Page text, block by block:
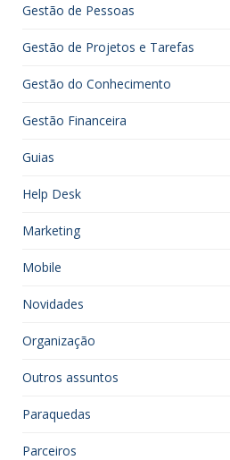
Gestão de Pessoas
Gestão de Projetos e Tarefas
Gestão do Conhecimento
Gestão Financeira
Guias
Help Desk
Marketing
Mobile
Novidades
Organização
Outros assuntos
Paraquedas
Parceiros